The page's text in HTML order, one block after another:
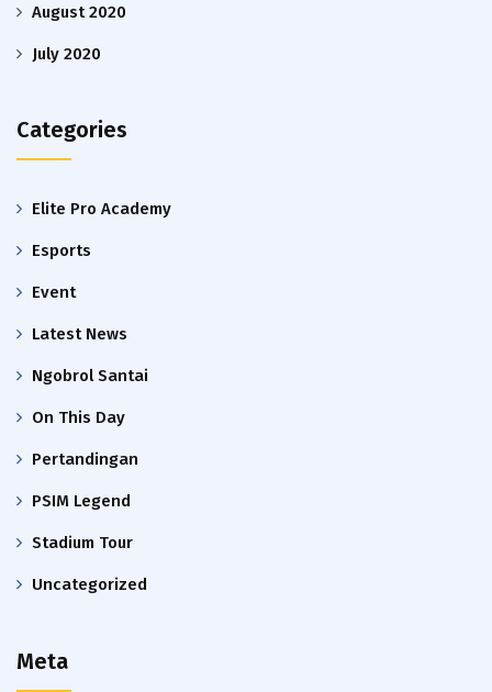
August 2020
July 2020
Categories
Elite Pro Academy
Esports
Event
Latest News
Ngobrol Santai
On This Day
Pertandingan
PSIM Legend
Stadium Tour
Uncategorized
Meta